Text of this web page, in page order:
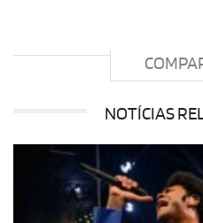
NOTÍCIAS